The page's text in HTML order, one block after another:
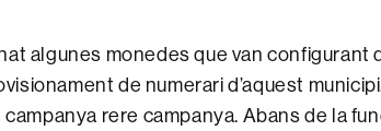
algunes monedes que van configurant
de numerari d’aquest
rere campanya. Abans de la